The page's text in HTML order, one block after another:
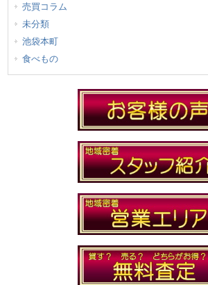
売買コラム
未分類
池袋本町
食べもの